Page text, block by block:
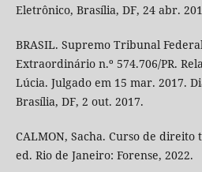
Eletrônico, Brasília, DF, 24 abr.
BRASIL. Supremo Tribunal
Extraordinário n.º 574.706/PR.
Lúcia. Julgado em 15 mar. 2017.
Brasília, DF, 2 out. 2017.
CALMON, Sacha. Curso de
ed. Rio de Janeiro: Forense, 2022.